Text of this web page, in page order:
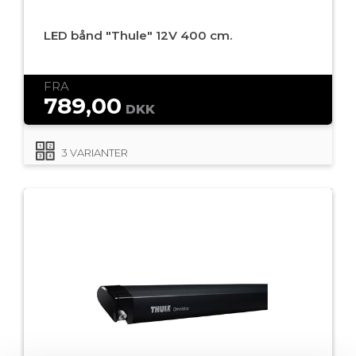
LED bånd "Thule" 12V 400 cm.
FRA
789,00 DKK
3 VARIANTER